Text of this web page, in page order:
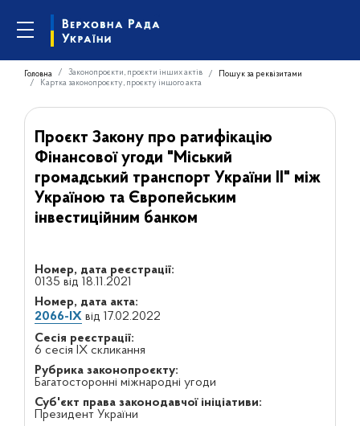
Головна Законопроєкти, проєкти інших актів
Пошук за реквізитами
Картка законопроєкту, проєкту іншого акта
Проєкт Закону про ратифікацію
Фінансової угоди "Міський
громадський транспорт України ІІ" між
Україною та Європейським
інвестиційним банком
Номер, дата реєстрації:
0135 від 18.11.2021
Номер, дата акта:
2066-IXвід 17.02.2022
Сесія реєстрації:
6 сесія IX скликання
Рубрика законопроєкту:
Багатосторонні міжнародні угоди
Суб'єкт права законодавчої ініціативи:
Президент України